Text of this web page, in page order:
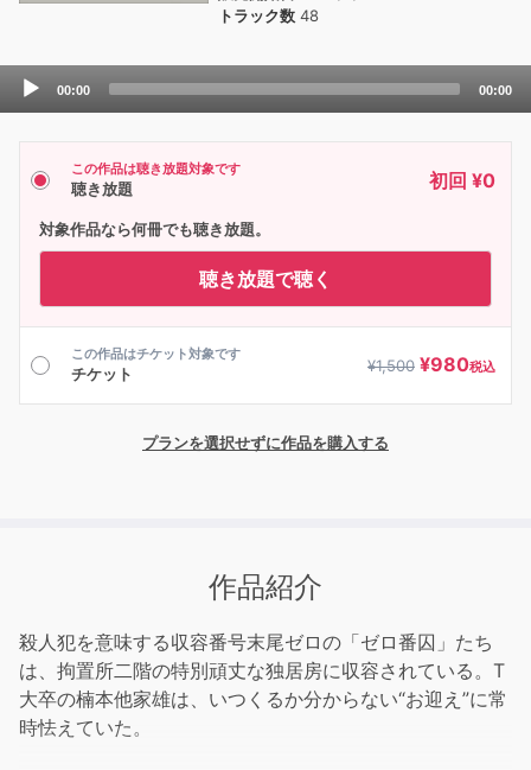
トラック数 48
Audio
00:00 00:00
この作品は聴き放題対象です
聴き放題 初回 ¥0
対象作品なら何冊でも聴き放題。
聴き放題で聴く
この作品はチケット対象です
チケット ¥1,500 ¥980税込
プランを選択せずに作品を購入する
作品紹介
殺人犯を意味する収容番号末尾ゼロの「ゼロ番囚」たち
は、拘置所二階の特別頑丈な独居房に収容されている。T
大卒の楠本他家雄は、いつくるか分からない“お迎え”に常
時怯えていた。